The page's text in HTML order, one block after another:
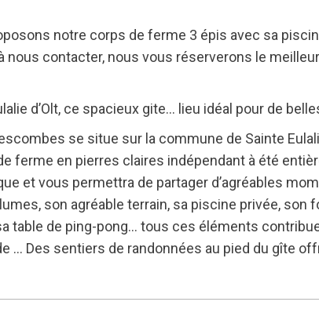
notre corps de ferme 3 épis avec sa
nous contacter, nous vous réserverons le
d’Olt, ce spacieux gite… lieu idéal pour de
se situe sur la commune de Sainte
ferme en pierres claires indépendant à été
et vous permettra de partager d’agréables
son agréable terrain, sa piscine privée, son
table de ping-pong… tous ces éléments
… Des sentiers de randonnées au pied du gîte